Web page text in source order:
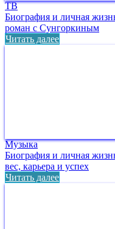
ТВ
Биография и личная
роман с Сунгоркиным
Читать далее
Музыка
Биография и личная
вес, карьера и успех
Читать далее